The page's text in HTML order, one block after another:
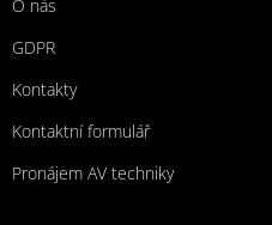
O nás
GDPR
Kontakty
Kontaktní formulář
Pronájem AV techniky